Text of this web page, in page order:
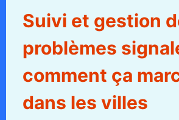
Suivi et gestion
problèmes
comment ça
dans les villes